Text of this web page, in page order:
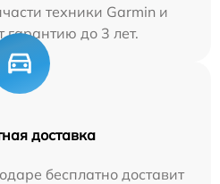
техники Garmin и
гарантию до 3 лет.
доставка
бесплатно доставит